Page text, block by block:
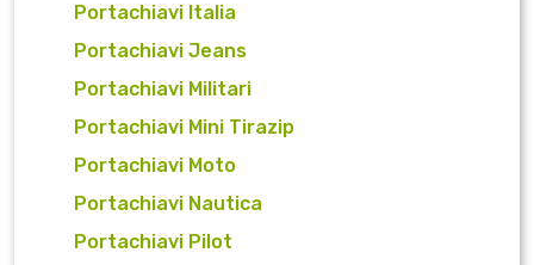
Portachiavi Italia
Portachiavi Jeans
Portachiavi Militari
Portachiavi Mini Tirazip
Portachiavi Moto
Portachiavi Nautica
Portachiavi Pilot